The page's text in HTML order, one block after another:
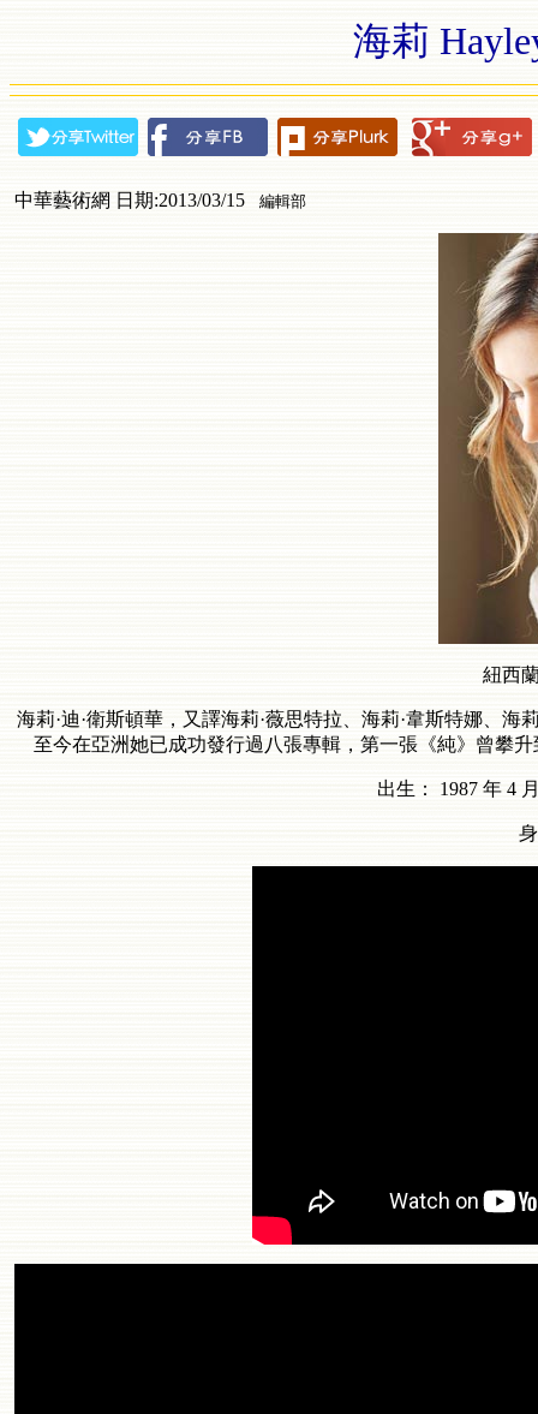
海莉
中華藝術網 日期:2013/03/15 編輯部
紐西
海莉·迪·衛斯頓華，又譯海莉·薇思特拉、海莉·韋斯特娜、
至今在亞洲她已成功發行過八張專輯，第一張《純》曾攀
出生： 1987 年 4